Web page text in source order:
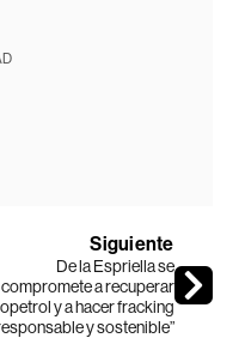
Siguiente
De la Espriella se
compromete a recuperar
y a hacer fracking
y sostenible”